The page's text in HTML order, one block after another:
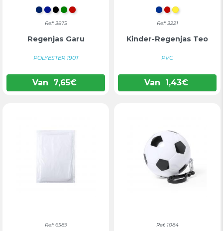
MARINEBLAUW
KONINGSBLAUW
ZWART
GROEN
ROOD
Ref: 3875
Regenjas Garu
POLYESTER 190T
Van 7,65€
BLAUW
ROOD
GEEL
Ref: 3221
Kinder-Regenjas Teo
PVC
Van 1,43€
Ref: 6589 Ref: 1084